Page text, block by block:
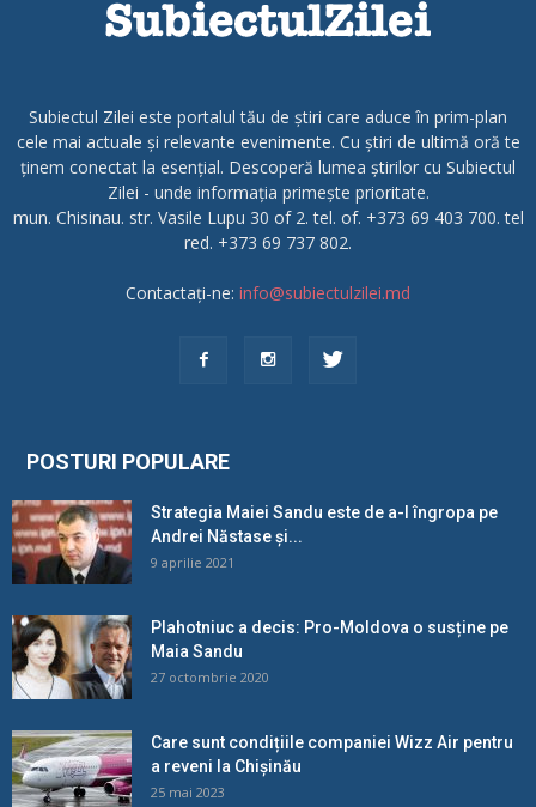
Subiectul Zilei este portalul tău de știri care aduce în prim-plan
cele mai actuale și relevante evenimente. Cu știri de ultimă oră te
ținem conectat la esențial. Descoperă lumea știrilor cu Subiectul
Zilei - unde informația primește prioritate.
mun. Chisinau. str. Vasile Lupu 30 of 2. tel. of. +373 69 403 700. tel
red. +373 69 737 802.
Contactați-ne: info@subiectulzilei.md
POSTURI POPULARE
Strategia Maiei Sandu este de a-l îngropa pe
Andrei Năstase și...
9 aprilie 2021
Plahotniuc a decis: Pro-Moldova o susține pe
Maia Sandu
27 octombrie 2020
Care sunt condițiile companiei Wizz Air pentru
a reveni la Chișinău
25 mai 2023